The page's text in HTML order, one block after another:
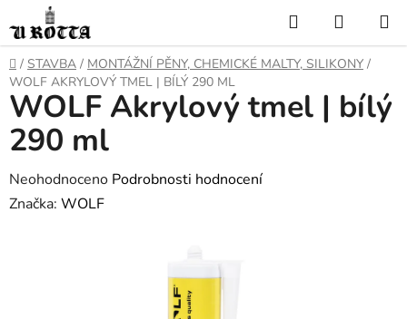
na
obsah
Hledat
KOŠÍK
DOMŮ
/ STAVBA / MONTÁŽNÍ PĚNY, CHEMICKÉ MALTY, SILIKONY /
WOLF AKRYLOVÝ TMEL | BÍLÝ 290 ML
WOLF Akrylový tmel | bílý
290 ml
Průměrné
hodnocení
Neohodnoceno Podrobnosti hodnocení
Značka: WOLF